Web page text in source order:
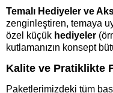
Temalı Hediyeler ve
zenginleştiren, temaya
özel küçük hediyeler
kutlamanızın konsept
Kalite ve Pratiklikte
Paketlerimizdeki tüm